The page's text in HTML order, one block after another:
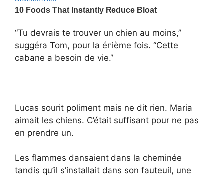
“Tu devrais te trouver un chien au moins,”
suggéra Tom, pour la énième fois. “Cette
cabane a besoin de vie.”
Lucas sourit poliment mais ne dit rien. Maria
aimait les chiens. C’était suffisant pour ne pas
en prendre un.
Les flammes dansaient dans la cheminée
tandis qu’il s’installait dans son fauteuil, une